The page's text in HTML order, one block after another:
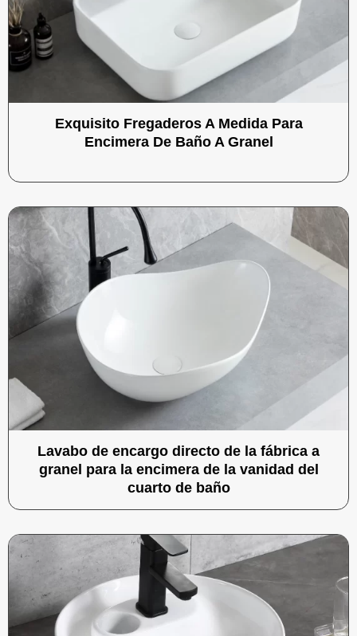
Exquisito Fregaderos A Medida Para
Encimera De Baño A Granel
Lavabo de encargo directo de la fábrica a
granel para la encimera de la vanidad del
cuarto de baño